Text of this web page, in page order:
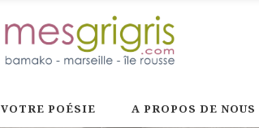
VOTRE POÉSIE A PROPOS DE NOUS